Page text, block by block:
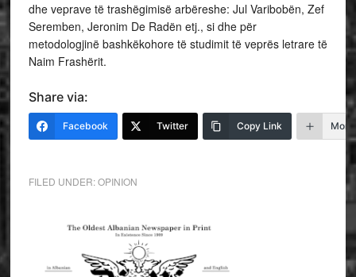
dhe veprave të trashëgimisë arbëreshe: Jul Varibobën, Zef
Seremben, Jeronim De Radën etj., si dhe për
metodologjinë bashkëkohore të studimit të veprës letrare të
Naim Frashërit.
Share via:
Facebook Twitter Copy Link More
FILED UNDER:OPINION